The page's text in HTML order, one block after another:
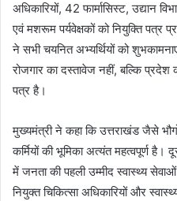
अधिकारियों, 42 फार्मासिस्ट, उद्यान
एवं मशरूम पर्यवेक्षकों को नियुक्ति पत्र
ने सभी चयनित अभ्यर्थियों को
रोजगार का दस्तावेज नहीं, बल्कि
पत्र है।
मुख्यमंत्री ने कहा कि उत्तराखंड जैसे
कर्मियों की भूमिका अत्यंत महत्वपूर्ण है।
में जनता की पहली उम्मीद स्वास्थ्य
नियुक्त चिकित्सा अधिकारियों और